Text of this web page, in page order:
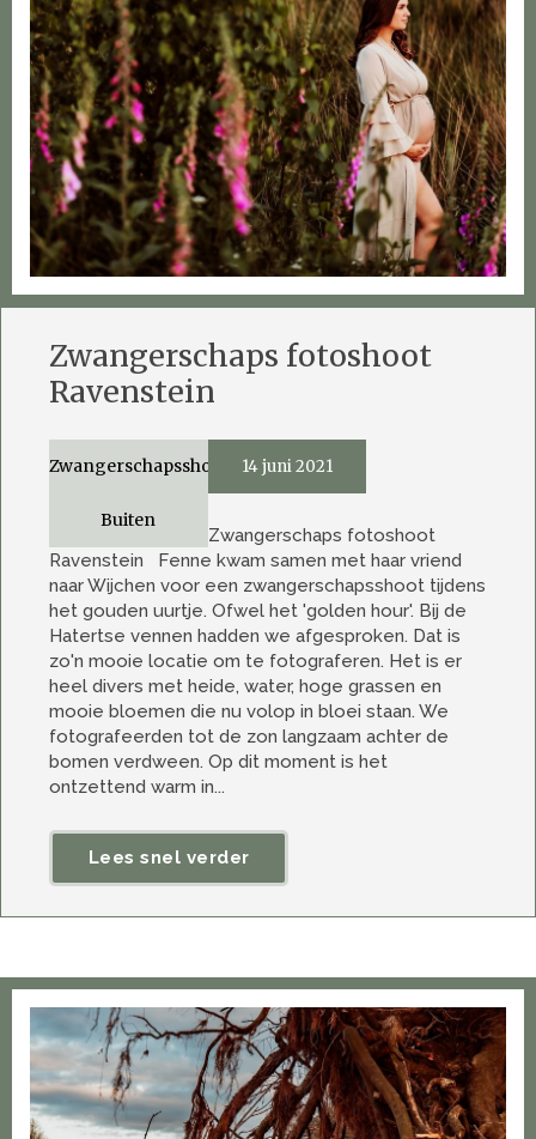
Zwangerschaps fotoshoot
Ravenstein
14 juni 2021
Zwangerschapsshoot
Buiten
Zwangerschaps fotoshoot
Ravenstein Fenne kwam samen met haar vriend
naar Wijchen voor een zwangerschapsshoot tijdens
het gouden uurtje. Ofwel het 'golden hour'. Bij de
Hatertse vennen hadden we afgesproken. Dat is
zo'n mooie locatie om te fotograferen. Het is er
heel divers met heide, water, hoge grassen en
mooie bloemen die nu volop in bloei staan. We
fotografeerden tot de zon langzaam achter de
bomen verdween. Op dit moment is het
ontzettend warm in...
Lees snel verder